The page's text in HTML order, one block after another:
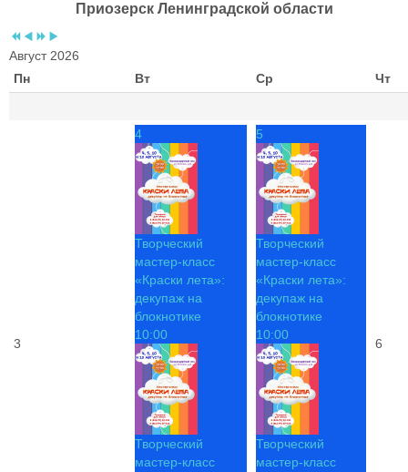
Приозерск Ленинградской области
Август 2026
Пн
Вт Ср Чт
3
4
Творческий
мастер-класс
«Краски лета»:
декупаж на
блокнотике
10:00
Творческий
мастер-класс
5
Творческий
мастер-класс
«Краски лета»:
декупаж на
блокнотике
10:00
Творческий
мастер-класс
6